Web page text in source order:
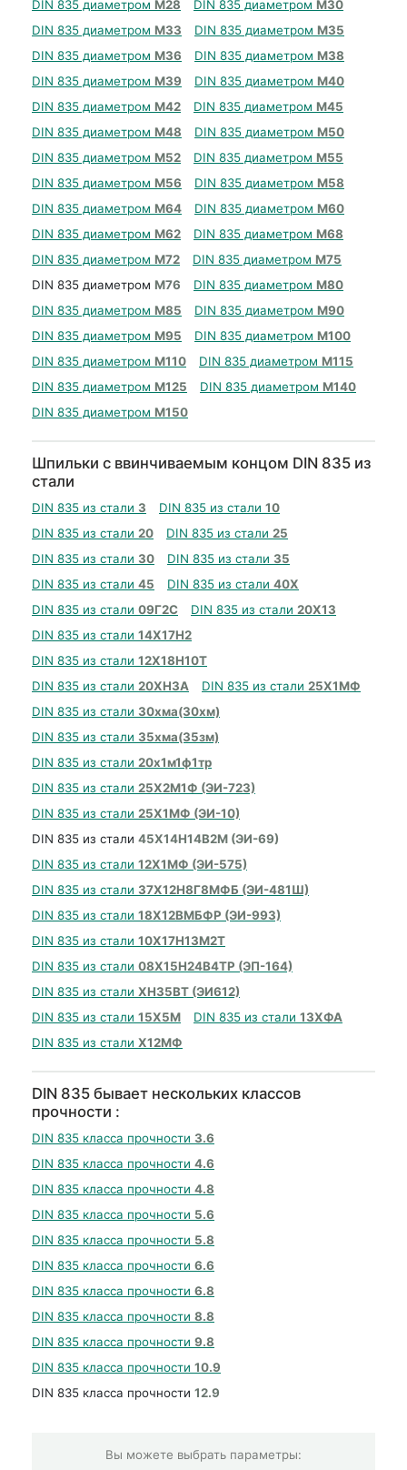
DIN 835 диаметром М28 DIN 835 диаметром М30
DIN 835 диаметром М33 DIN 835 диаметром М35
DIN 835 диаметром М36 DIN 835 диаметром М38
DIN 835 диаметром М39 DIN 835 диаметром М40
DIN 835 диаметром М42 DIN 835 диаметром М45
DIN 835 диаметром М48 DIN 835 диаметром М50
DIN 835 диаметром М52 DIN 835 диаметром М55
DIN 835 диаметром М56 DIN 835 диаметром М58
DIN 835 диаметром М64 DIN 835 диаметром М60
DIN 835 диаметром М62 DIN 835 диаметром М68
DIN 835 диаметром М72 DIN 835 диаметром М75
DIN 835 диаметром М76 DIN 835 диаметром М80
DIN 835 диаметром М85 DIN 835 диаметром М90
DIN 835 диаметром М95 DIN 835 диаметром М100
DIN 835 диаметром М110 DIN 835 диаметром М115
DIN 835 диаметром М125 DIN 835 диаметром М140
DIN 835 диаметром М150
Шпильки с ввинчиваемым концом DIN 835 из
стали
DIN 835 из стали 3 DIN 835 из стали 10
DIN 835 из стали 20 DIN 835 из стали 25
DIN 835 из стали 30 DIN 835 из стали 35
DIN 835 из стали 45 DIN 835 из стали 40Х
DIN 835 из стали 09Г2С DIN 835 из стали 20Х13
DIN 835 из стали 14Х17Н2
DIN 835 из стали 12Х18Н10Т
DIN 835 из стали 20ХН3А DIN 835 из стали 25Х1МФ
DIN 835 из стали 30хма(30хм)
DIN 835 из стали 35хма(35зм)
DIN 835 из стали 20х1м1ф1тр
DIN 835 из стали 25Х2М1Ф (ЭИ-723)
DIN 835 из стали 25Х1МФ (ЭИ-10)
DIN 835 из стали 45Х14Н14В2М (ЭИ-69)
DIN 835 из стали 12Х1МФ (ЭИ-575)
DIN 835 из стали 37Х12Н8Г8МФБ (ЭИ-481Ш)
DIN 835 из стали 18Х12ВМБФР (ЭИ-993)
DIN 835 из стали 10Х17Н13М2Т
DIN 835 из стали 08Х15Н24В4ТР (ЭП-164)
DIN 835 из стали ХН35ВТ (ЭИ612)
DIN 835 из стали 15Х5М DIN 835 из стали 13ХФА
DIN 835 из стали Х12МФ
DIN 835 бывает нескольких классов
прочности :
DIN 835 класса прочности 3.6
DIN 835 класса прочности 4.6
DIN 835 класса прочности 4.8
DIN 835 класса прочности 5.6
DIN 835 класса прочности 5.8
DIN 835 класса прочности 6.6
DIN 835 класса прочности 6.8
DIN 835 класса прочности 8.8
DIN 835 класса прочности 9.8
DIN 835 класса прочности 10.9
DIN 835 класса прочности 12.9
Вы можете выбрать параметры: